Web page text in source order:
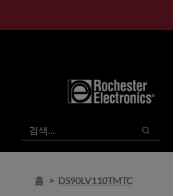
검색
검색
홈 DS90LV110TMTC